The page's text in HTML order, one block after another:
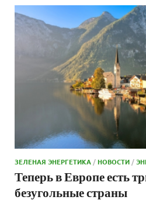
ЗЕЛЕНАЯ ЭНЕРГЕТИКА /НОВОСТИ /
Теперь в Европе есть
безугольные страны